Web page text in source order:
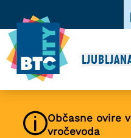
Občasne ovire
vročevoda